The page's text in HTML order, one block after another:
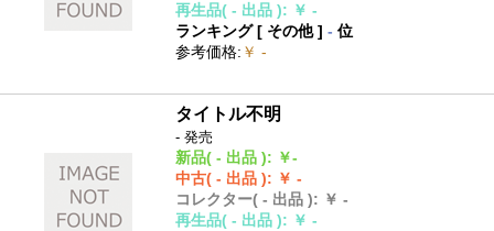
再生品( - 出品 ): ￥ -
ランキング [ その他]- 位
参考価格: ￥ -
タイトル不明
- 発売
新品( - 出品 ): ￥-
中古( - 出品 ): ￥ -
コレクター( - 出品 ): ￥ -
再生品( - 出品 ): ￥ -